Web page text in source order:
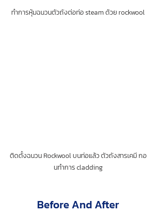
ทำการหุ้มฉนวนตัวถังต่อท่อ steam ด้วย rockwool
ติดตั้งฉนวน Rockwool บนท่อแล้ว ตัวถังสารเคมี กอ
นทำการ cladding
Before And After